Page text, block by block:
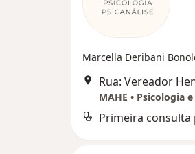
Marcella Deribani
MAHE • Psicologia
Primeira consulta